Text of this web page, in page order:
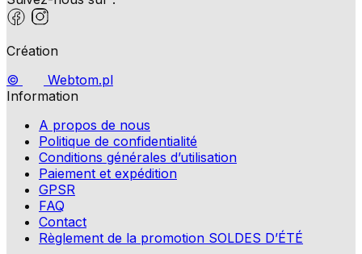
Création
©
Webtom.pl
Information
A propos de nous
Politique de confidentialité
Conditions générales d’utilisation
Paiement et expédition
GPSR
FAQ
Contact
Règlement de la promotion SOLDES D’ÉTÉ